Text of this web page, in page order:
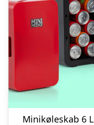
Minikøleskab 6 L